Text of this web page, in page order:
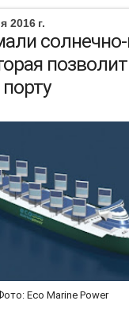
2016 г.
Eco Marine Power